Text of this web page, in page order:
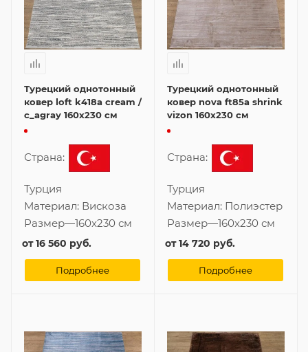
Турецкий однотонный
ковер loft k418a cream /
c_agray 160x230 см
Страна:
Турция
Материал: Вискоза
Размер—160x230 см
от16 560 руб.
Подробнее
Турецкий однотонный
ковер nova ft85a shrink
vizon 160x230 см
Страна:
Турция
Материал: Полиэстер
Размер—160x230 см
от14 720 руб.
Подробнее